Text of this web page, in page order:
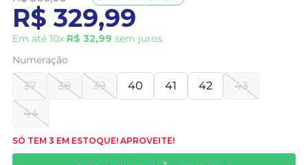
R$ 329,99
Em até 10x R$ 32,99 sem juros
Numeração
37 38 39 40 41 42 43
44
SÓ TEM 3 EM ESTOQUE! APROVEITE!